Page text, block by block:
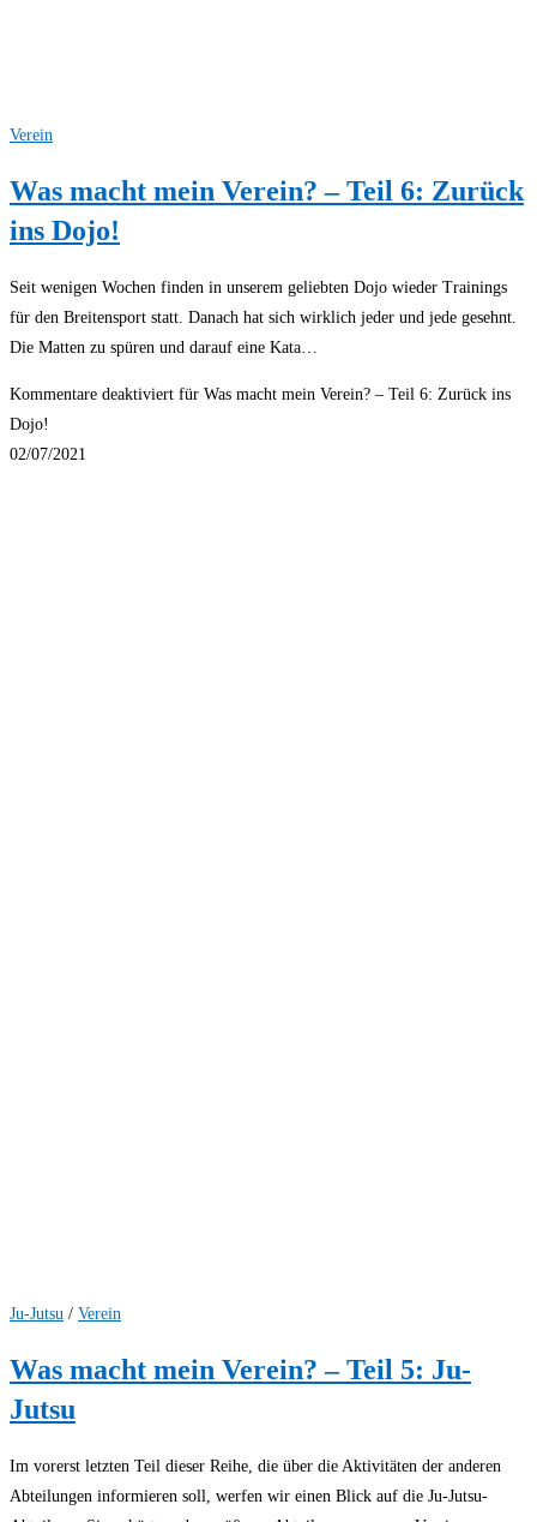
Verein
Was macht mein Verein? – Teil 6: Zurück
ins Dojo!
Seit wenigen Wochen finden in unserem geliebten Dojo wieder Trainings
für den Breitensport statt. Danach hat sich wirklich jeder und jede gesehnt.
Die Matten zu spüren und darauf eine Kata…
Kommentare deaktiviert für Was macht mein Verein? – Teil 6: Zurück ins
Dojo!
02/07/2021
Ju-Jutsu / Verein
Was macht mein Verein? – Teil 5: Ju-
Jutsu
Im vorerst letzten Teil dieser Reihe, die über die Aktivitäten der anderen
Abteilungen informieren soll, werfen wir einen Blick auf die Ju-Jutsu-